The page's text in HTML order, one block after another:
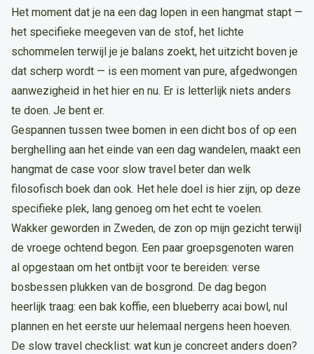
Het moment dat je na een dag lopen in een hangmat stapt —
het specifieke meegeven van de stof, het lichte
schommelen terwijl je je balans zoekt, het uitzicht boven je
dat scherp wordt — is een moment van pure, afgedwongen
aanwezigheid in het hier en nu. Er is letterlijk niets anders
te doen. Je bent er.
Gespannen tussen twee bomen in een dicht bos of op een
berghelling aan het einde van een dag wandelen, maakt een
hangmat de case voor slow travel beter dan welk
filosofisch boek dan ook. Het hele doel is hier zijn, op deze
specifieke plek, lang genoeg om het echt te voelen.
Wakker geworden in Zweden, de zon op mijn gezicht terwijl
de vroege ochtend begon. Een paar groepsgenoten waren
al opgestaan om het ontbijt voor te bereiden: verse
bosbessen plukken van de bosgrond. De dag begon
heerlijk traag: een bak koffie, een blueberry acai bowl, nul
plannen en het eerste uur helemaal nergens heen hoeven.
De slow travel checklist: wat kun je concreet anders doen?